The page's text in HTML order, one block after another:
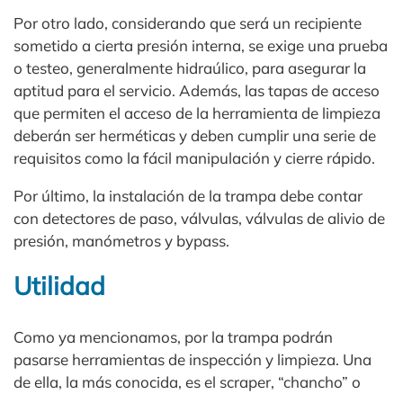
Por otro lado, considerando que será un recipiente
sometido a cierta presión interna, se exige una prueba
o testeo, generalmente hidraúlico, para asegurar la
aptitud para el servicio. Además, las tapas de acceso
que permiten el acceso de la herramienta de limpieza
deberán ser herméticas y deben cumplir una serie de
requisitos como la fácil manipulación y cierre rápido.
Por último, la instalación de la trampa debe contar
con detectores de paso, válvulas, válvulas de alivio de
presión, manómetros y bypass.
Utilidad
Como ya mencionamos, por la trampa podrán
pasarse herramientas de inspección y limpieza. Una
de ella, la más conocida, es el scraper, “chancho” o